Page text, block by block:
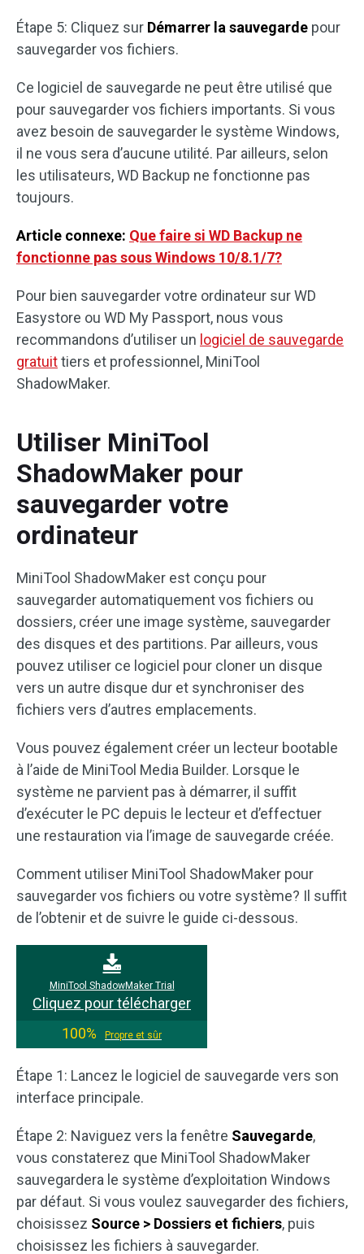
Étape 5: Cliquez sur Démarrer la sauvegarde pour
sauvegarder vos fichiers.
Ce logiciel de sauvegarde ne peut être utilisé que
pour sauvegarder vos fichiers importants. Si vous
avez besoin de sauvegarder le système Windows,
il ne vous sera d’aucune utilité. Par ailleurs, selon
les utilisateurs, WD Backup ne fonctionne pas
toujours.
Article connexe: Que faire si WD Backup ne
fonctionne pas sous Windows 10/8.1/7?
Pour bien sauvegarder votre ordinateur sur WD
Easystore ou WD My Passport, nous vous
recommandons d’utiliser un logiciel de sauvegarde
gratuittiers et professionnel, MiniTool
ShadowMaker.
Utiliser MiniTool
ShadowMaker pour
sauvegarder votre
ordinateur
MiniTool ShadowMaker est conçu pour
sauvegarder automatiquement vos fichiers ou
dossiers, créer une image système, sauvegarder
des disques et des partitions. Par ailleurs, vous
pouvez utiliser ce logiciel pour cloner un disque
vers un autre disque dur et synchroniser des
fichiers vers d’autres emplacements.
Vous pouvez également créer un lecteur bootable
à l’aide de MiniTool Media Builder. Lorsque le
système ne parvient pas à démarrer, il suffit
d’exécuter le PC depuis le lecteur et d’effectuer
une restauration via l’image de sauvegarde créée.
Comment utiliser MiniTool ShadowMaker pour
sauvegarder vos fichiers ou votre système? Il suffit
de l’obtenir et de suivre le guide ci-dessous.
MiniTool ShadowMaker Trial
Cliquez pour télécharger
100%
Propre et sûr
Étape 1: Lancez le logiciel de sauvegarde vers son
interface principale.
Étape 2: Naviguez vers la fenêtre Sauvegarde,
vous constaterez que MiniTool ShadowMaker
sauvegardera le système d’exploitation Windows
par défaut. Si vous voulez sauvegarder des fichiers,
choisissez Source > Dossiers et fichiers, puis
choisissez les fichiers à sauvegarder.